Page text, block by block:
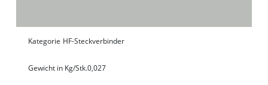
Kategorie HF-Steckverbinder
Gewicht in Kg/Stk.0,027